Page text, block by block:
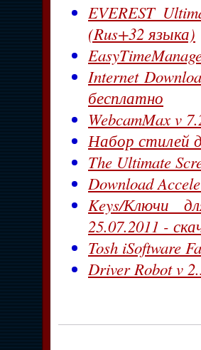
EVEREST
(Rus+32 языка)
Internet
бесплатно
WebcamMax v
Набор стилей
The Ultimate
Download
Keys/Ключи
25.07.2011 -
Tosh iSoftware
Driver Robot v